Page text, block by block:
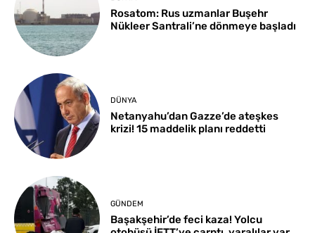
Rosatom: Rus uzmanlar Buşehr
Nükleer Santrali’ne dönmeye başladı
DÜNYA
Netanyahu’dan Gazze’de ateşkes
krizi! 15 maddelik planı reddetti
GÜNDEM
Başakşehir’de feci kaza! Yolcu